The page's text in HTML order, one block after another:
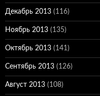
Декабрь 2013 (116)
Ноябрь 2013 (135)
Октябрь 2013 (141)
Сентябрь 2013 (126)
Август 2013 (108)